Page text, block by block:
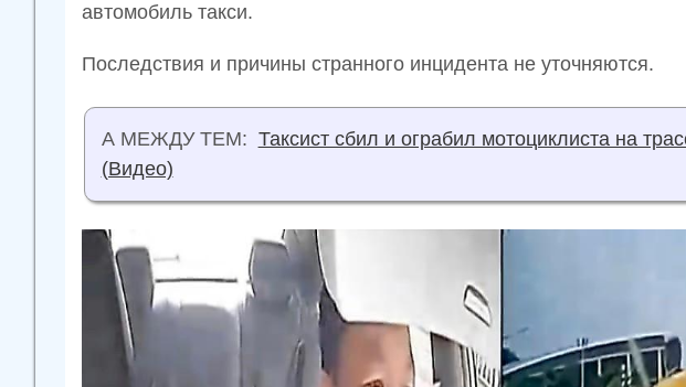
автомобиль такси.
Последствия и причины странного инцидента не уточняются.
А МЕЖДУ ТЕМ: Таксист сбил и ограбил мотоциклиста на
(Видео)